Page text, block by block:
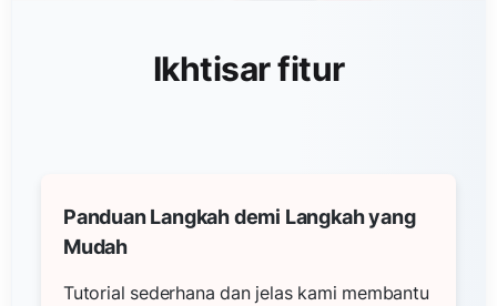
Ikhtisar fitur
Panduan Langkah demi Langkah yang
Mudah
Tutorial sederhana dan jelas kami membantu